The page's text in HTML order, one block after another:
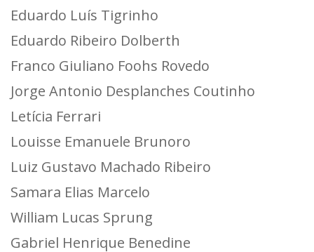
Eduardo Luís Tigrinho
Eduardo Ribeiro Dolberth
Franco Giuliano Foohs Rovedo
Jorge Antonio Desplanches Coutinho
Letícia Ferrari
Louisse Emanuele Brunoro
Luiz Gustavo Machado Ribeiro
Samara Elias Marcelo
William Lucas Sprung
Gabriel Henrique Benedine